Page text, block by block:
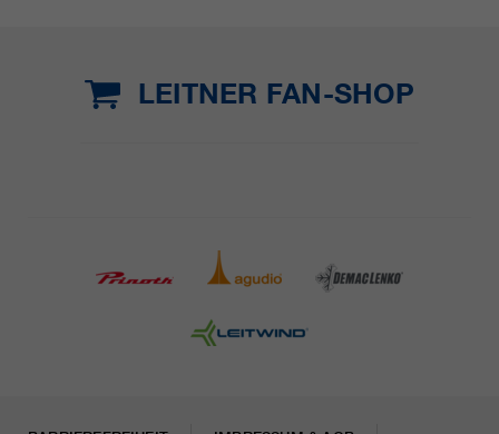
LEITNER FAN-SHOP